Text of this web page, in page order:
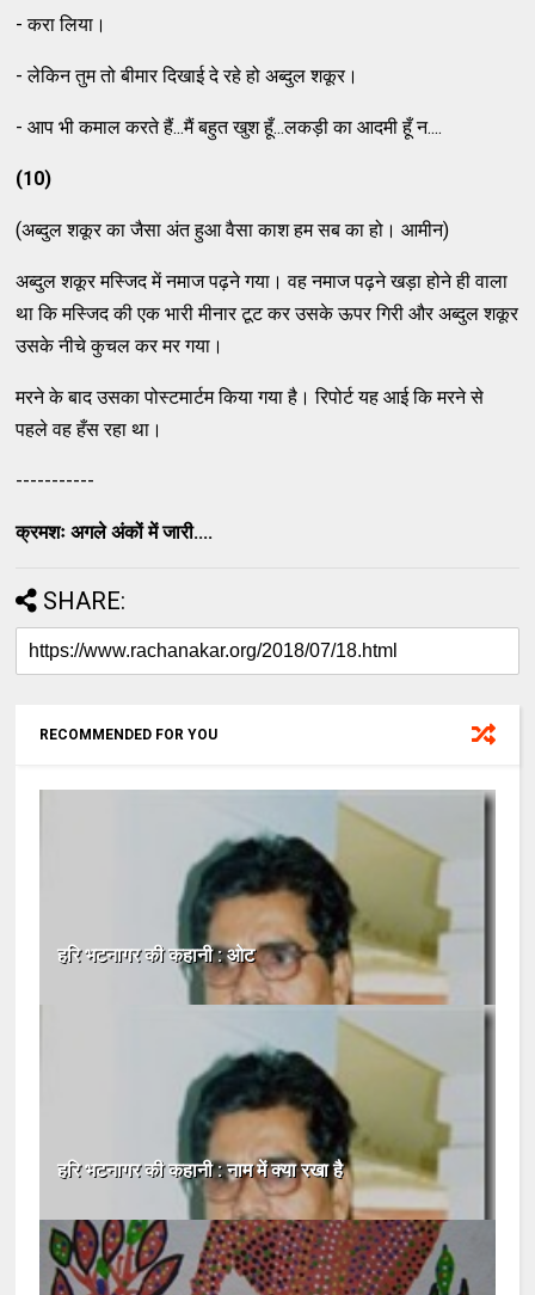
- करा लिया।
- लेकिन तुम तो बीमार दिखाई दे रहे हो अब्दुल शकूर।
- आप भी कमाल करते हैं...मैं बहुत खुश हूँ...लकड़ी का आदमी हूँ न....
(10)
(अब्दुल शकूर का जैसा अंत हुआ वैसा काश हम सब का हो। आमीन)
अब्दुल शकूर मस्जिद में नमाज पढ़ने गया। वह नमाज पढ़ने खड़ा होने ही वाला
था कि मस्जिद की एक भारी मीनार टूट कर उसके ऊपर गिरी और अब्दुल शकूर
उसके नीचे कुचल कर मर गया।
मरने के बाद उसका पोस्टमार्टम किया गया है। रिपोर्ट यह आई कि मरने से
पहले वह हँस रहा था।
-----------
क्रमशः अगले अंकों में जारी....
SHARE:
RECOMMENDED FOR YOU
हरि भटनागर की कहानी : ओट
हरि भटनागर की कहानी : नाम में क्‍या रखा है